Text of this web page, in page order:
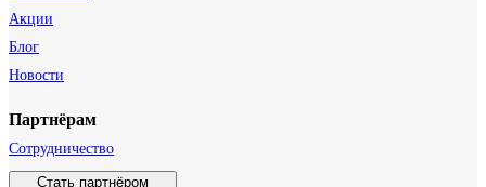
Акции
Блог
Новости
Партнёрам
Сотрудничество
Стать партнёром